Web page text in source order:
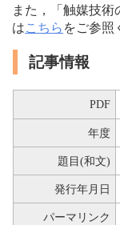
また，「触媒技
はこちら をご参照
記事情報
PDF
年度
題目(和文)
発行年月日
パーマリンク